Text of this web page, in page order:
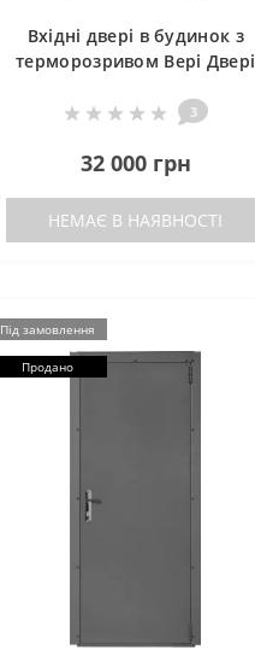
Вхідні двері в будинок з
терморозривом Вері Двері
3
32 000 грн
НЕМАЄ В НАЯВНОСТІ
Під замовлення
Продано